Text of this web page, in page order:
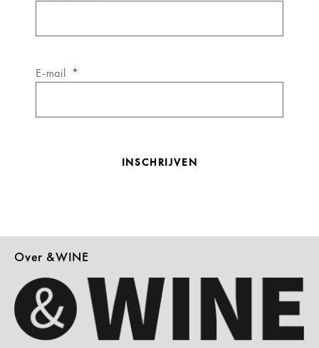
E-mail
INSCHRIJVEN
Over &WINE